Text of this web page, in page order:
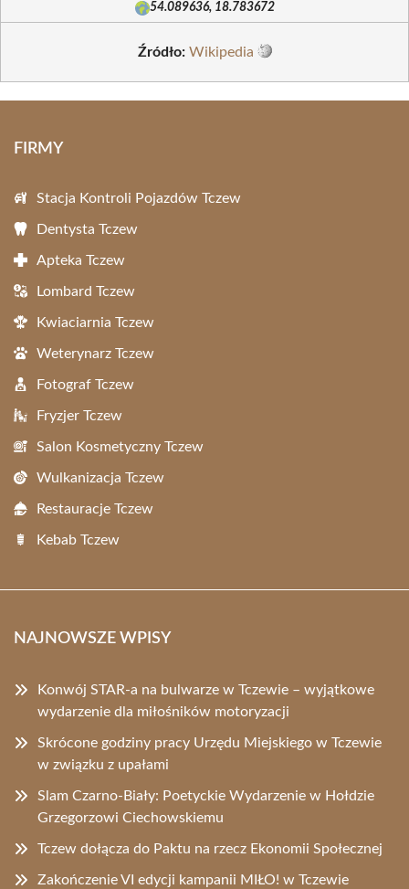
54.089636, 18.783672
Źródło: Wikipedia
FIRMY
Stacja Kontroli Pojazdów Tczew
Dentysta Tczew
Apteka Tczew
Lombard Tczew
Kwiaciarnia Tczew
Weterynarz Tczew
Fotograf Tczew
Fryzjer Tczew
Salon Kosmetyczny Tczew
Wulkanizacja Tczew
Restauracje Tczew
Kebab Tczew
NAJNOWSZE WPISY
Konwój STAR-a na bulwarze w Tczewie – wyjątkowe
wydarzenie dla miłośników motoryzacji
Skrócone godziny pracy Urzędu Miejskiego w Tczewie
w związku z upałami
Slam Czarno-Biały: Poetyckie Wydarzenie w Hołdzie
Grzegorzowi Ciechowskiemu
Tczew dołącza do Paktu na rzecz Ekonomii Społecznej
Zakończenie VI edycji kampanii MIŁO! w Tczewie